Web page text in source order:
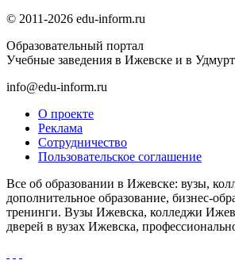
© 2011-2026 edu-inform.ru
Образовательный портал
Учебные заведения в Ижевске и в
info@edu-inform.ru
О проекте
Реклама
Сотрудничество
Пользовательское соглашение
Все об образовании в Ижевске: вузы,
дополнительное образование, бизнес-
тренинги. Вузы Ижевска, колледжи
дверей в вузах Ижевска,